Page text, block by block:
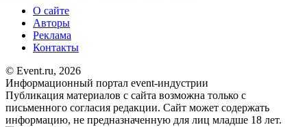
О сайте
Авторы
Реклама
Контакты
© Event.ru, 2026
Информационный портал event-индустрии
Публикация материалов с сайта возможна только с
письменного согласия редакции. Сайт может содержать
информацию, не предназначенную для лиц младше 18 лет.